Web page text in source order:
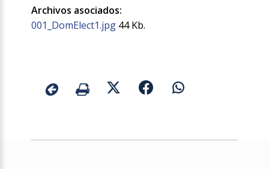
Archivos asociados:
001_DomElect1.jpg 44 Kb.